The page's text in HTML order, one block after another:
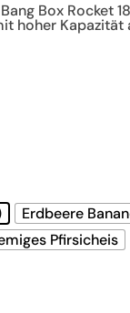
Box Rocket
hoher Kapazität
Erdbeere
Pfirsicheis